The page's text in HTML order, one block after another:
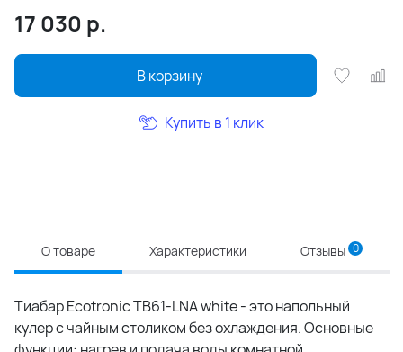
17 030 р.
В корзину
Купить в 1 клик
О товаре Характеристики Отзывы 0
Тиабар Ecotronic TB61-LNA white - это напольный
кулер с чайным столиком без охлаждения. Основные